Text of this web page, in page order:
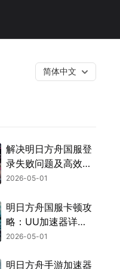
简体中文
解决明日方舟国服登
录失败问题及高效优
化建议！
2026-05-01
明日方舟国服卡顿攻
略：UU加速器详
解！
2026-05-01
明日方舟手游加速器